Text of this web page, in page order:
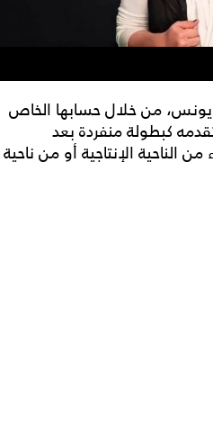
يونس، من خلال حسابها الخاص
كبطولة منفردة بعد
الناحية الإنتاجية أو من ناحية